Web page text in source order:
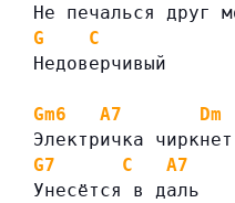
Не печалься друг
G
C
Недоверчивый
Gm6 A7
Dm
Электричка
G7
C
A7
Унесётся в даль